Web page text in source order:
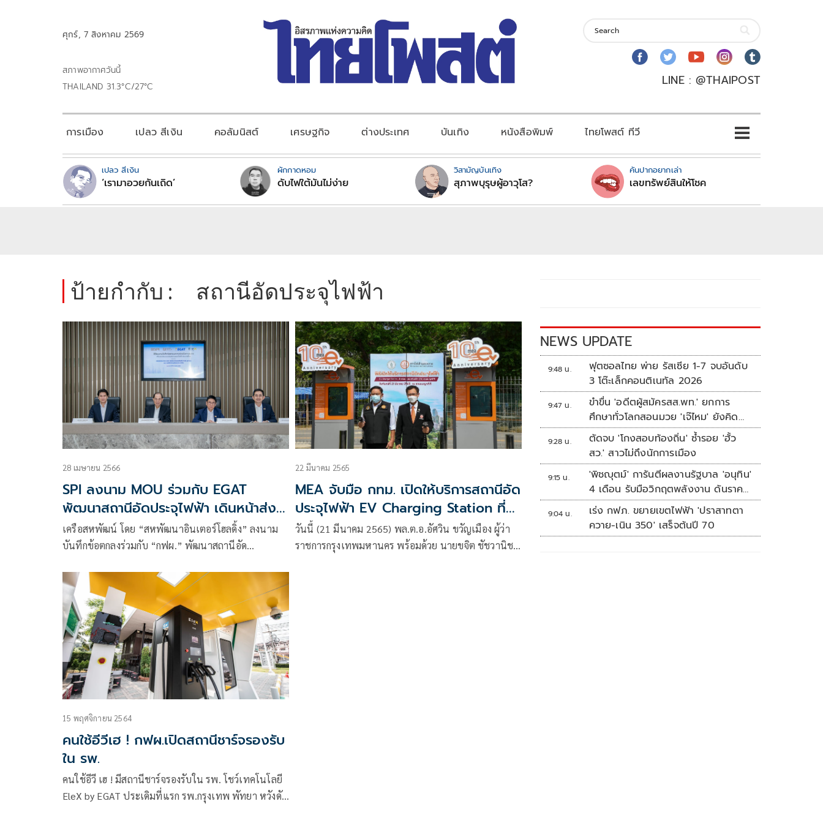
ศุกร์, 7 สิงหาคม 2569
สภาพอากาศวันนี้
THAILAND 31.3°C/27°C
LINE : @THAIPOST
การเมือง เปลว สีเงิน คอลัมนิสต์ เศรษฐกิจ ต่างประเทศ บันเทิง หนังสือพิมพ์ ไทยโพสต์ ทีวี
เปลว สีเงิน
‘เรามาอวยกันเถิด’
ผักกาดหอม
ดับไฟใต้มันไม่ง่าย
วิสามัญบันเทิง
สุภาพบุรุษผู้อาวุโส?
คันปากอยากเล่า
เลขทรัพย์สินให้โชค
ป้ายกำกับ : สถานีอัดประจุไฟฟ้า
28 เมษายน 2566
SPI ลงนาม MOU ร่วมกับ EGAT
พัฒนาสถานีอัดประจุไฟฟ้า เดินหน้าส่ง
เสริมระบบนิเวศยานยนต์ไฟฟ้า
ประเทศไทย
เครือสหพัฒน์ โดย “สหพัฒนาอินเตอร์โฮลดิ้ง” ลงนาม
บันทึกข้อตกลงร่วมกับ “กฟผ.” พัฒนาสถานีอัด
22 มีนาคม 2565
MEA จับมือ กทม. เปิดให้บริการสถานีอัด
ประจุไฟฟ้า EV Charging Station ที่
สวนเบญจกิติ
วันนี้ (21 มีนาคม 2565) พล.ต.อ.อัศวิน ขวัญเมือง ผู้ว่า
ราชการกรุงเทพมหานคร พร้อมด้วย นายขจิต ชัชวานิชย์
15 พฤศจิกายน 2564
คนใช้อีวีเฮ ! กฟผ.เปิดสถานีชาร์จรองรับ
ใน รพ.
คนใช้อีวี เฮ ! มีสถานีชาร์จรองรับใน รพ. โชว์เทคโนโลยี
EleX by EGAT ประเดิมที่แรก รพ.กรุงเทพ พัทยา หวังดัน
NEWS UPDATE
9:48 น.
ฟุตซอลไทย พ่าย รัสเซีย 1-7 จบอันดับ
3 โต๊ะเล็กคอนติเนทัล 2026
9:47 น.
ขำขื่น 'อดีตผู้สมัครสส.พท.' ยกการ
ศึกษาทั่วโลกสอนมวย 'เจ๊ไหม' ยังคิด
แบบระบบราชการเดิม
9:28 น.
ตัดจบ 'โกงสอบท้องถิ่น' ซ้ำรอย 'ฮั้ว
สว.' สาวไม่ถึงนักการเมือง
9:15 น.
'พิชญุตม์' การันตีผลงานรัฐบาล 'อนุทิน'
4 เดือน รับมือวิกฤตพลังงาน ดันราคา
ข้าว-ยาง-ปาล์ม พุ่งต่อเนื่อง พร้อมอัด
มาตรการช่วยลดต้นทุน-ขยายตลาดโลก
9:04 น.
เร่ง กฟภ. ขยายเขตไฟฟ้า 'ปราสาทตา
ควาย-เนิน 350' เสร็จต้นปี 70